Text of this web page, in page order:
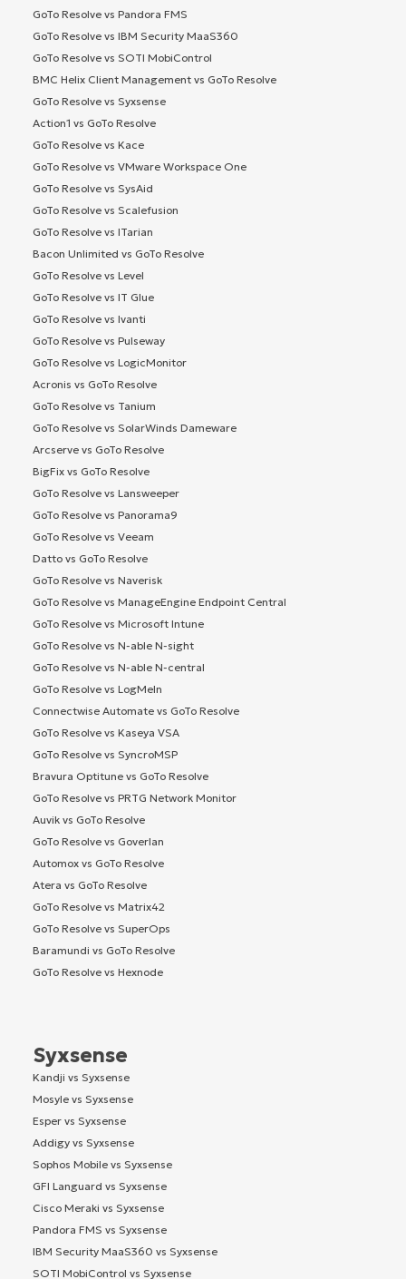
GoTo Resolve vs Pandora FMS
GoTo Resolve vs IBM Security MaaS360
GoTo Resolve vs SOTI MobiControl
BMC Helix Client Management vs GoTo Resolve
GoTo Resolve vs Syxsense
Action1 vs GoTo Resolve
GoTo Resolve vs Kace
GoTo Resolve vs VMware Workspace One
GoTo Resolve vs SysAid
GoTo Resolve vs Scalefusion
GoTo Resolve vs ITarian
Bacon Unlimited vs GoTo Resolve
GoTo Resolve vs Level
GoTo Resolve vs IT Glue
GoTo Resolve vs Ivanti
GoTo Resolve vs Pulseway
GoTo Resolve vs LogicMonitor
Acronis vs GoTo Resolve
GoTo Resolve vs Tanium
GoTo Resolve vs SolarWinds Dameware
Arcserve vs GoTo Resolve
BigFix vs GoTo Resolve
GoTo Resolve vs Lansweeper
GoTo Resolve vs Panorama9
GoTo Resolve vs Veeam
Datto vs GoTo Resolve
GoTo Resolve vs Naverisk
GoTo Resolve vs ManageEngine Endpoint Central
GoTo Resolve vs Microsoft Intune
GoTo Resolve vs N-able N-sight
GoTo Resolve vs N-able N-central
GoTo Resolve vs LogMeIn
Connectwise Automate vs GoTo Resolve
GoTo Resolve vs Kaseya VSA
GoTo Resolve vs SyncroMSP
Bravura Optitune vs GoTo Resolve
GoTo Resolve vs PRTG Network Monitor
Auvik vs GoTo Resolve
GoTo Resolve vs Goverlan
Automox vs GoTo Resolve
Atera vs GoTo Resolve
GoTo Resolve vs Matrix42
GoTo Resolve vs SuperOps
Baramundi vs GoTo Resolve
GoTo Resolve vs Hexnode
Syxsense
Kandji vs Syxsense
Mosyle vs Syxsense
Esper vs Syxsense
Addigy vs Syxsense
Sophos Mobile vs Syxsense
GFI Languard vs Syxsense
Cisco Meraki vs Syxsense
Pandora FMS vs Syxsense
IBM Security MaaS360 vs Syxsense
SOTI MobiControl vs Syxsense